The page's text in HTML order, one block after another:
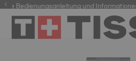
Bedienungsanleitung und Informationen